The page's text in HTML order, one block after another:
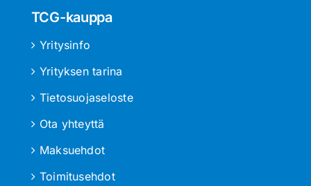
TCG-kauppa
Yritysinfo
Yrityksen tarina
Tietosuojaseloste
Ota yhteyttä
Maksuehdot
Toimitusehdot